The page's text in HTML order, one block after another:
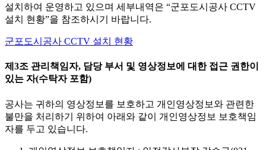
설치하여 운영하고 있으며 세부내역은 “군포도시공사 CCTV
설치 현황”을 참조하시기 바랍니다.
군포도시공사 CCTV 설치 현황
제3조 관리책임자, 담당 부서 및 영상정보에 대한 접근 권한이
있는 자(수탁자 포함)
공사는 귀하의 영상정보를 보호하고 개인영상정보와 관련한
불만을 처리하기 위하여 아래와 같이 개인영상정보 보호책임
자를 두고 있습니다.